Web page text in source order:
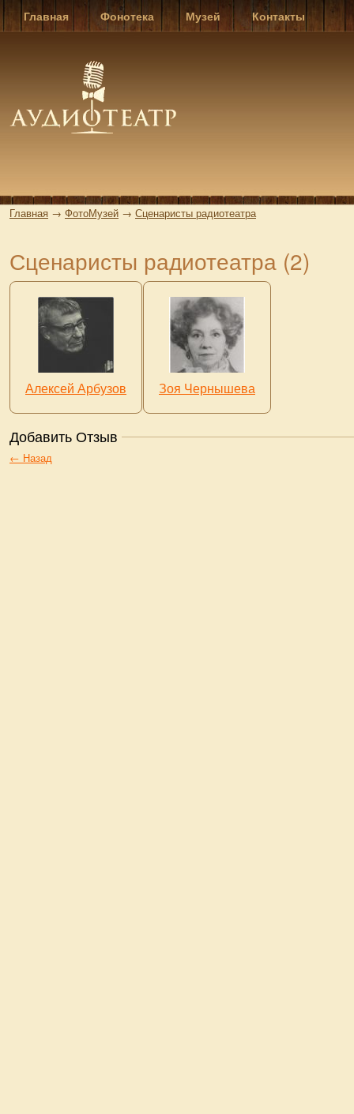
Главная Фонотека Музей Контакты
Главная → ФотоМузей → Сценаристы радиотеатра
Сценаристы радиотеатра (2)
Алексей Арбузов Зоя Чернышева
Добавить Отзыв
← Назад